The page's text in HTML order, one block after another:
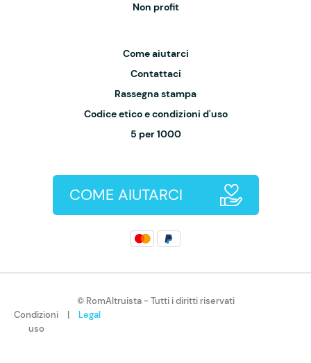
Non profit
Come aiutarci
Contattaci
Rassegna stampa
Codice etico e condizioni d'uso
5 per 1000
COME AIUTARCI
© RomAltruista - Tutti i diritti riservati
Condizioni
uso
| Legal